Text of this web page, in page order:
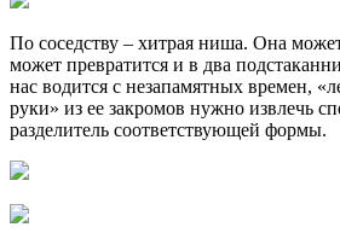
По соседству – хитрая ниша. Она
может превратится и в два
нас водится с незапамятных времен,
руки» из ее закромов нужно извлечь
разделитель соответствующей формы.